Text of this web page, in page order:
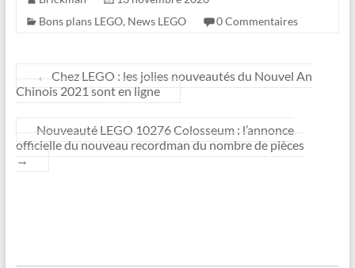
Bons plans LEGO, News LEGO 0 Commentaires
←
Chez LEGO : les jolies nouveautés du Nouvel An
Chinois 2021 sont en ligne
Nouveauté LEGO 10276 Colosseum : l’annonce
officielle du nouveau recordman du nombre de pièces
→